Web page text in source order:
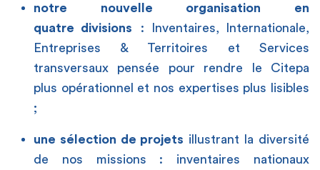
notre nouvelle organisation en
quatre divisions : Inventaires, Internationale,
Entreprises & Territoires et Services
transversaux pensée pour rendre le Citepa
plus opérationnel et nos expertises plus lisibles
;
une sélection de projets illustrant la diversité
de nos missions : inventaires nationaux